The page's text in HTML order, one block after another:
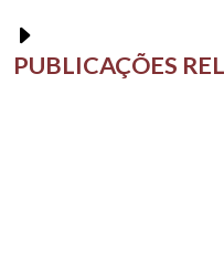
PUBLICAÇÕES